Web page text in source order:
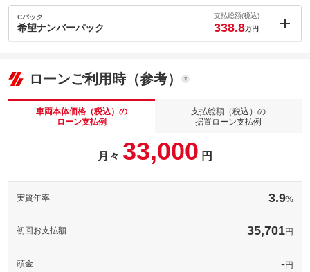
327.7万円
パック内容
め致します。
保証項目
上限金額
内：オプシ
ョン価格
(税込)
車両本体価
パック内容
度です。業界最多水準の保証範囲と安心の価格設定で、あなたの
カーライフを強力にサポートします。
５０００工場のネットワークを持ち旅先での思いがけない故障や
保証範囲は４１０項目以上。故障がおきても、電話１本で即対
Cパック
希望ナンバーパック
支払総額(税込)
338.8万円
車両本体価
327.7
いません。希望ナンバーパックで愛車度をワンランクＵＰさせま
備考
保証
ローンご利用時（参考）
車両本体価格（税込）の
ローン支払例
支払総額（税込）の
据置ローン支払例
月々 33,000 円
実質年率 3.9%
初回お支払額 35,701円
頭金 -円